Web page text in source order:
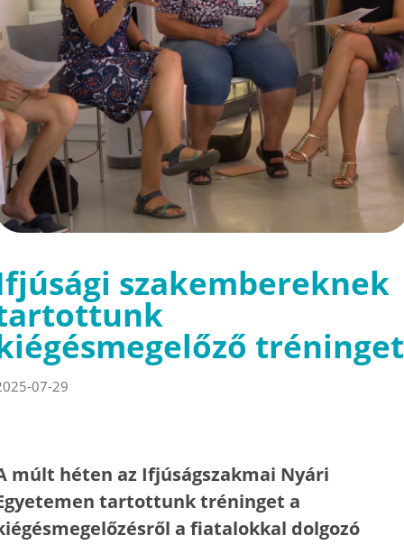
szakembereknek
tréninget
07-29
múlt héten az Ifjúságszakmai Nyári
tartottunk tréninget a
a fiatalokkal dolgozó